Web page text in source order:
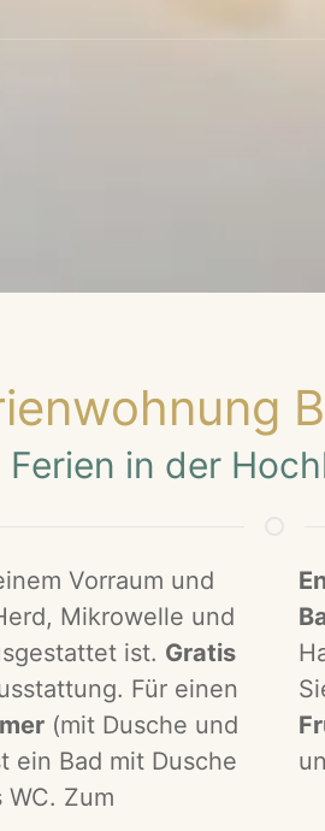
Ferien in der
Vorraum und
Mikrowelle und
ist. Gratis
Für einen
(mit Dusche und
ein Bad mit Dusche
Zum